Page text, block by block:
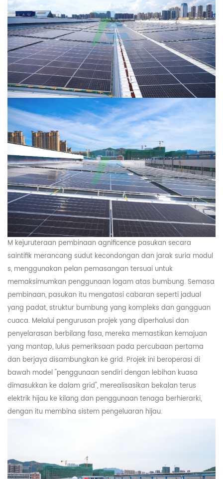
M kejuruteraan pembinaan agnificence pasukan secara
saintifik merancang sudut kecondongan dan jarak suria modul
s, menggunakan pelan pemasangan tersuai untuk
memaksimumkan penggunaan logamatas bumbung. Semasa
pembinaan, pasukan itu mengatasi cabaran seperti jadual
yang padat, struktur bumbung yang kompleks dan gangguan
cuaca. Melalui pengurusan projek yang diperhalusi dan
penyelarasan berbilang fasa, mereka memastikan kemajuan
yang mantap, lulus pemeriksaan pada percubaan pertama
dan berjaya disambungkan ke grid. Projek ini beroperasi di
bawah model "penggunaan sendiri dengan lebihan kuasa
dimasukkan ke dalam grid", merealisasikan bekalan terus
elektrik hijau ke kilang dan penggunaan tenaga berhierarki,
dengan itu membina sistem pengeluaran hijau.